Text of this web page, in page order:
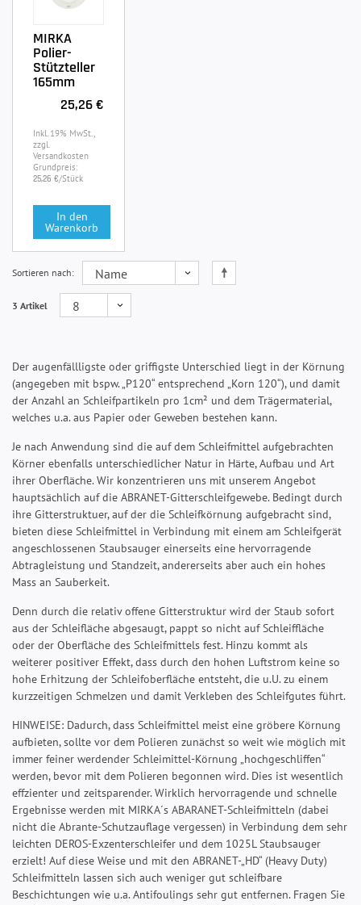
MIRKA
Polier-
Stützteller
165mm
25,26 €
Inkl. 19% MwSt.,
zzgl.
Versandkosten
Grundpreis:
25,26 €/Stück
In den
Warenkorb
Sortieren nach
3 Artikel
Der augenfällligste oder griffigste Unterschied liegt in der Körnung
(angegeben mit bspw. „P120“ entsprechend „Korn 120“), und damit
der Anzahl an Schleifpartikeln pro 1cm² und dem Trägermaterial,
welches u.a. aus Papier oder Geweben bestehen kann.
Je nach Anwendung sind die auf dem Schleifmittel aufgebrachten
Körner ebenfalls unterschiedlicher Natur in Härte, Aufbau und Art
ihrer Oberfläche. Wir konzentrieren uns mit unserem Angebot
hauptsächlich auf die ABRANET-Gitterschleifgewebe. Bedingt durch
ihre Gitterstruktuer, auf der die Schleifkörnung aufgebracht sind,
bieten diese Schleifmittel in Verbindung mit einem am Schleifgerät
angeschlossenen Staubsauger einerseits eine hervorragende
Abtragleistung und Standzeit, andererseits aber auch ein hohes
Mass an Sauberkeit.
Denn durch die relativ offene Gitterstruktur wird der Staub sofort
aus der Schleifläche abgesaugt, pappt so nicht auf Schleiffläche
oder der Oberfläche des Schleifmittels fest. Hinzu kommt als
weiterer positiver Effekt, dass durch den hohen Luftstrom keine so
hohe Erhitzung der Schleifoberfläche entsteht, die u.U. zu einem
kurzzeitigen Schmelzen und damit Verkleben des Schleifgutes führt.
HINWEISE: Dadurch, dass Schleifmittel meist eine gröbere Körnung
aufbieten, sollte vor dem Polieren zunächst so weit wie möglich mit
immer feiner werdender Schleimittel-Körnung „hochgeschliffen“
werden, bevor mit dem Polieren begonnen wird. Dies ist wesentlich
effzienter und zeitsparender. Wirklich hervorragende und schnelle
Ergebnisse werden mit MIRKA´s ABARANET-Schleifmitteln (dabei
nicht die Abrante-Schutzauflage vergessen) in Verbindung dem sehr
leichten DEROS-Exzenterschleifer und dem 1025L Staubsauger
erzielt! Auf diese Weise und mit den ABRANET-„HD“ (Heavy Duty)
Schleifmitteln lassen sich auch weniger gut schleifbare
Beschichtungen wie u.a. Antifoulings sehr gut entfernen. Fragen Sie